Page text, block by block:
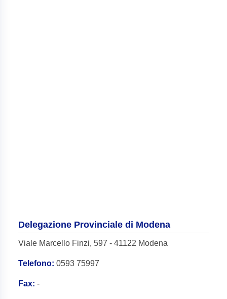
Delegazione Provinciale di Modena
Viale Marcello Finzi, 597 - 41122 Modena
Telefono: 0593 75997
Fax: -